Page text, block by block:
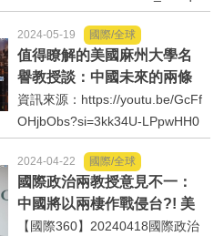
Y_
2024-05-19 國際/全球
值得瞭解的美國麻州大學名
譽教授談：中國未來的兩條
路⋯
資訊來源：https://youtu.be/GcFf
OHjbObs?si=3kk34U-LPpwHH0
8x
2024-04-22 國際/全球
國際政治兩教授意見不一：
中國將以兩棲作戰侵台?! 美
國被迫對每個人的事都摻一
【國際360】20240418國際政治